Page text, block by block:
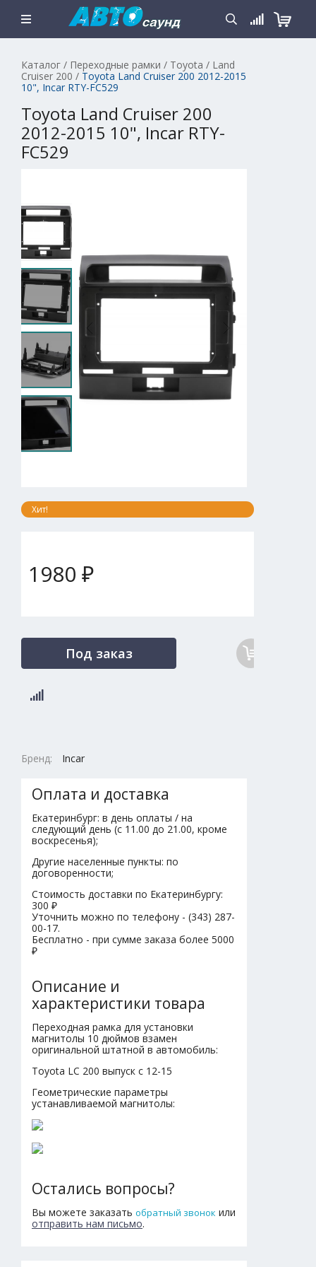
Каталог / Переходные рамки / Toyota / Land
Cruiser 200 / Toyota Land Cruiser 200 2012-2015
10", Incar RTY-FC529
Toyota Land Cruiser 200
2012-2015 10", Incar RTY-
FC529
Хит!
1980 ₽
Под заказ
Бренд: Incar
Оплата и доставка
Екатеринбург: в день оплаты / на
следующий день (с 11.00 до 21.00, кроме
воскресенья);
Другие населенные пункты: по
договоренности;
Стоимость доставки по Екатеринбургу:
300 ₽
Уточнить можно по телефону - (343) 287-
00-17.
Бесплатно - при сумме заказа более 5000
₽
Описание и
характеристики товара
Переходная рамка для установки
магнитолы 10 дюймов взамен
оригинальной штатной в автомобиль:
Toyota LC 200 выпуск с 12-15
Геометрические параметры
устанавливаемой магнитолы:
Остались вопросы?
Вы можете заказать обратный звонок или
отправить нам письмо.